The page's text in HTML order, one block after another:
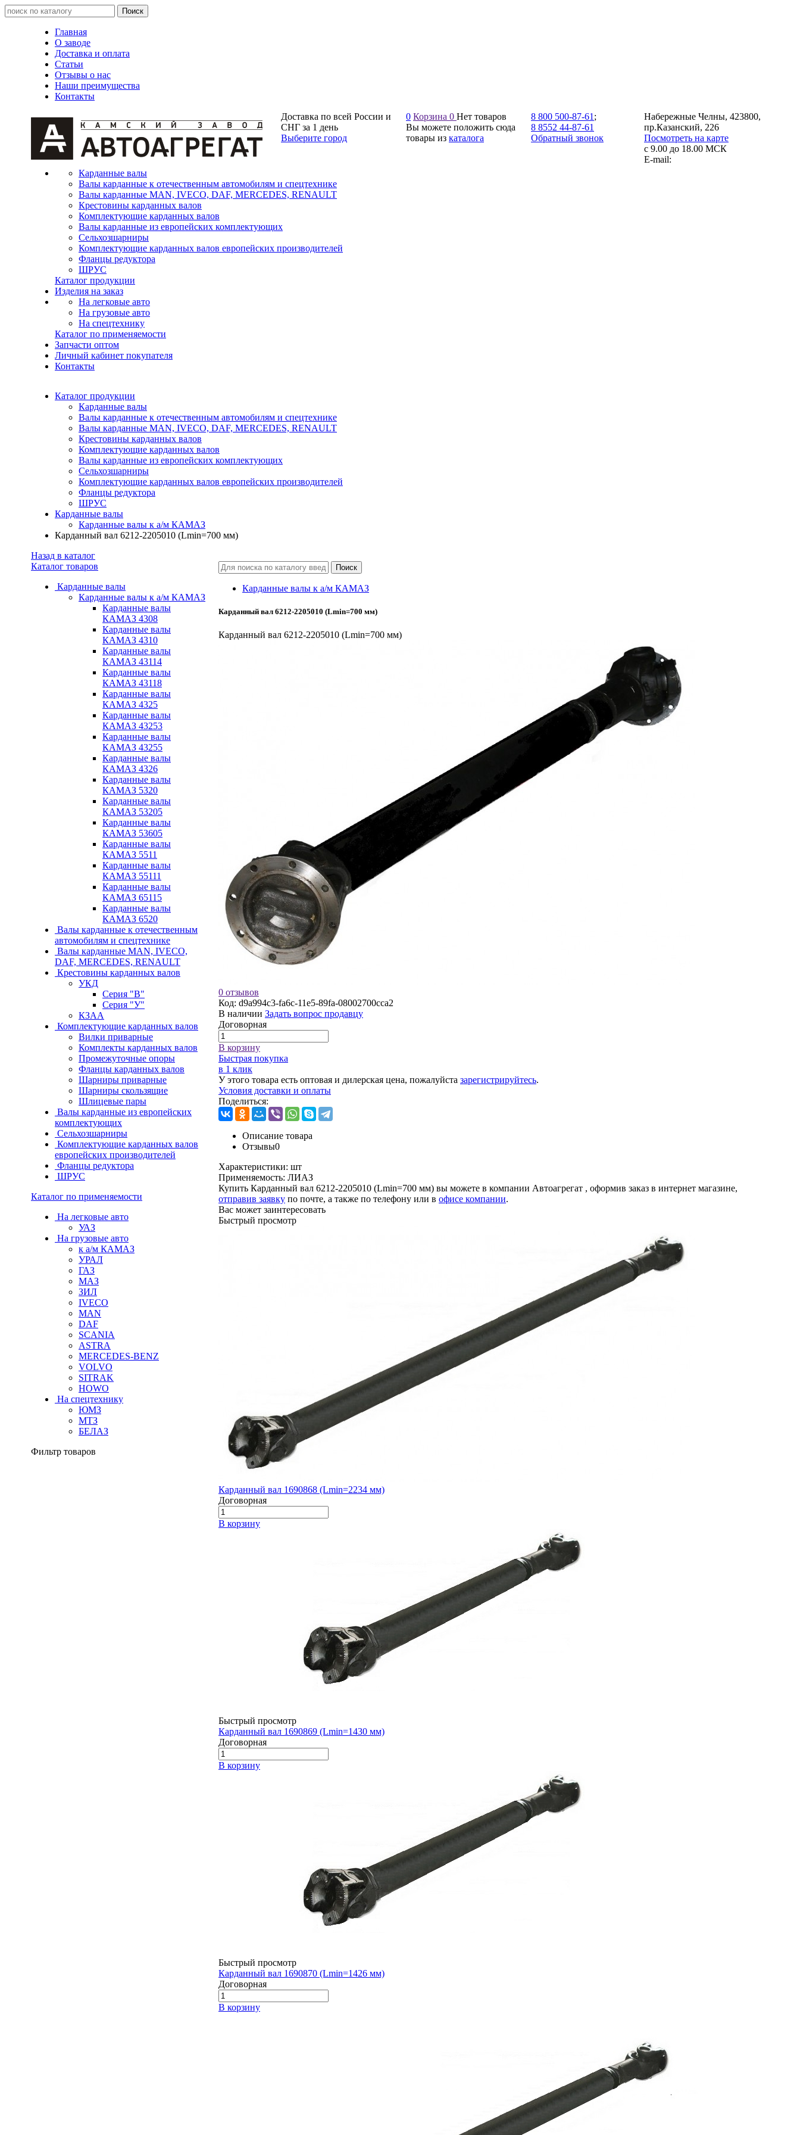
Главная
О заводе
Доставка и оплата
Статьи
Отзывы о нас
Наши преимущества
Контакты
Доставка по всей России и
СНГ за 1 день
Выберите город
0 Корзина 0 Нет товаров
Вы можете положить сюда
товары из каталога
8 800 500-87-61 ;
8 8552 44-87-61
Обратный звонок
Набережные Челны, 423800,
пр.Казанский, 226
Посмотреть на карте
с 9.00 до 18.00 МСК
E-mail:
Карданные валы
Валы карданные к отечественным автомобилям и спецтехнике
Валы карданные MAN, IVECO, DAF, MERCEDES, RENAULT
Крестовины карданных валов
Комплектующие карданных валов
Валы карданные из европейских комплектующих
Сельхозшарниры
Комплектующие карданных валов европейских производителей
Фланцы редуктора
ШРУС
Каталог продукции
Изделия на заказ
На легковые авто
На грузовые авто
На спецтехнику
Каталог по применяемости
Запчасти оптом
Личный кабинет покупателя
Контакты
Каталог продукции
Карданные валы
Валы карданные к отечественным автомобилям и спецтехнике
Валы карданные MAN, IVECO, DAF, MERCEDES, RENAULT
Крестовины карданных валов
Комплектующие карданных валов
Валы карданные из европейских комплектующих
Сельхозшарниры
Комплектующие карданных валов европейских производителей
Фланцы редуктора
ШРУС
Карданные валы
Карданные валы к а/м КАМАЗ
Карданный вал 6212-2205010 (Lmin=700 мм)
Назад в каталог
Каталог товаров
Карданные валы
Карданные валы к а/м КАМАЗ
Карданные валы
КАМАЗ 4308
Карданные валы
КАМАЗ 4310
Карданные валы
КАМАЗ 43114
Карданные валы
КАМАЗ 43118
Карданные валы
КАМАЗ 4325
Карданные валы
КАМАЗ 43253
Карданные валы
КАМАЗ 43255
Карданные валы
КАМАЗ 4326
Карданные валы
КАМАЗ 5320
Карданные валы
КАМАЗ 53205
Карданные валы
КАМАЗ 53605
Карданные валы
КАМАЗ 5511
Карданные валы
КАМАЗ 55111
Карданные валы
КАМАЗ 65115
Карданные валы
КАМАЗ 6520
Валы карданные к отечественным
автомобилям и спецтехнике
Валы карданные MAN, IVECO,
DAF, MERCEDES, RENAULT
Крестовины карданных валов
УКД
Серия "В"
Серия "У"
КЗАА
Комплектующие карданных валов
Вилки приварные
Комплекты карданных валов
Промежуточные опоры
Фланцы карданных валов
Шарниры приварные
Шарниры скользящие
Шлицевые пары
Валы карданные из европейских
комплектующих
Сельхозшарниры
Комплектующие карданных валов
европейских производителей
Фланцы редуктора
ШРУС
Каталог по применяемости
На легковые авто
УАЗ
На грузовые авто
к а/м КАМАЗ
УРАЛ
ГАЗ
МАЗ
ЗИЛ
IVECO
MAN
DAF
SCANIA
ASTRA
MERCEDES-BENZ
VOLVO
SITRAK
HOWO
На спецтехнику
ЮМЗ
МТЗ
БЕЛАЗ
Фильтр товаров
Карданные валы к а/м КАМАЗ
Карданный вал 6212-2205010 (Lmin=700 мм)
Карданный вал 6212-2205010 (Lmin=700 мм)
0 отзывов
Код: d9a994c3-fa6c-11e5-89fa-08002700cca2
В наличии Задать вопрос продавцу
Договорная
В корзину
Быстрая покупка
в 1 клик
У этого товара есть оптовая и дилерская цена, пожалуйста зарегистрируйтесь.
Условия доставки и оплаты
Поделиться:
Описание товара
Отзывы0
Характеристики: шт
Применяемость: ЛИАЗ
Купить Карданный вал 6212-2205010 (Lmin=700 мм) вы можете в компании Автоагрегат , оформив заказ в интернет магазине,
отправив заявку по почте, а также по телефону или в офисе компании.
Вас может заинтересовать
Быстрый просмотр
Карданный вал 1690868 (Lmin=2234 мм)
Договорная
В корзину
Быстрый просмотр
Карданный вал 1690869 (Lmin=1430 мм)
Договорная
В корзину
Быстрый просмотр
Карданный вал 1690870 (Lmin=1426 мм)
Договорная
В корзину